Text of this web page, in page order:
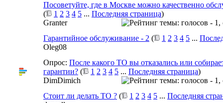
Посоветуйте, где в Москве можно качественно
(
1 2 3 4 5 ... Последняя страница)
Granter
Гарантийное обслуживание - 2 ( 1 2 3 4 5 ...
Oleg08
Опрос: После какого ТО вы отказались или
гарантии? ( 1 2 3 4 5 ... Последняя страница)
DimDimich
Стоит ли делать ТО ? ( 1 2 3 4 5 ... Последняя